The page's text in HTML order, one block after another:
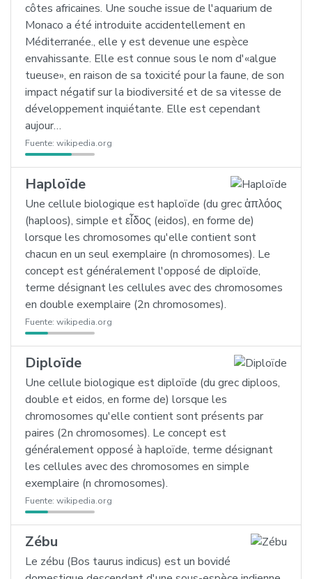
côtes africaines. Une souche issue de l'aquarium de
Monaco a été introduite accidentellement en
Méditerranée., elle y est devenue une espèce
envahissante. Elle est connue sous le nom d'«algue
tueuse», en raison de sa toxicité pour la faune, de son
impact négatif sur la biodiversité et de sa vitesse de
développement inquiétante. Elle est cependant
aujour…
Fuente: wikipedia.org
Haploïde
Une cellule biologique est haploïde (du grec ἁπλόος
(haploos), simple et εἶδος (eidos), en forme de)
lorsque les chromosomes qu'elle contient sont
chacun en un seul exemplaire (n chromosomes). Le
concept est généralement l'opposé de diploïde,
terme désignant les cellules avec des chromosomes
en double exemplaire (2n chromosomes).
Fuente: wikipedia.org
Diploïde
Une cellule biologique est diploïde (du grec diploos,
double et eidos, en forme de) lorsque les
chromosomes qu'elle contient sont présents par
paires (2n chromosomes). Le concept est
généralement opposé à haploïde, terme désignant
les cellules avec des chromosomes en simple
exemplaire (n chromosomes).
Fuente: wikipedia.org
Zébu
Le zébu (Bos taurus indicus) est un bovidé